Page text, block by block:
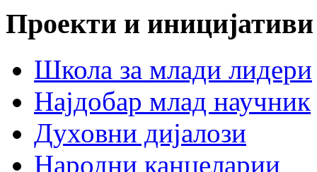
Проекти и иницијативи
Школа за млади лидери
Најдобар млад научник
Духовни дијалози
Народни канцеларии